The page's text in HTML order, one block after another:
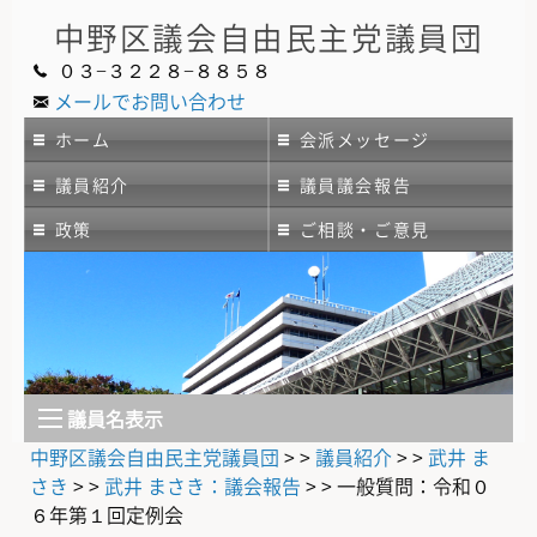
中野区議会自由民主党議員団
０３−３２２８−８８５８
メールでお問い合わせ
ホーム
会派メッセージ
議員紹介
議員議会報告
政策
ご相談・ご意見
議員名表示
中野区議会自由民主党議員団 > >議員紹介> > 武井 ま
さき > > 武井 まさき：議会報告 > >一般質問：令和０
６年第１回定例会